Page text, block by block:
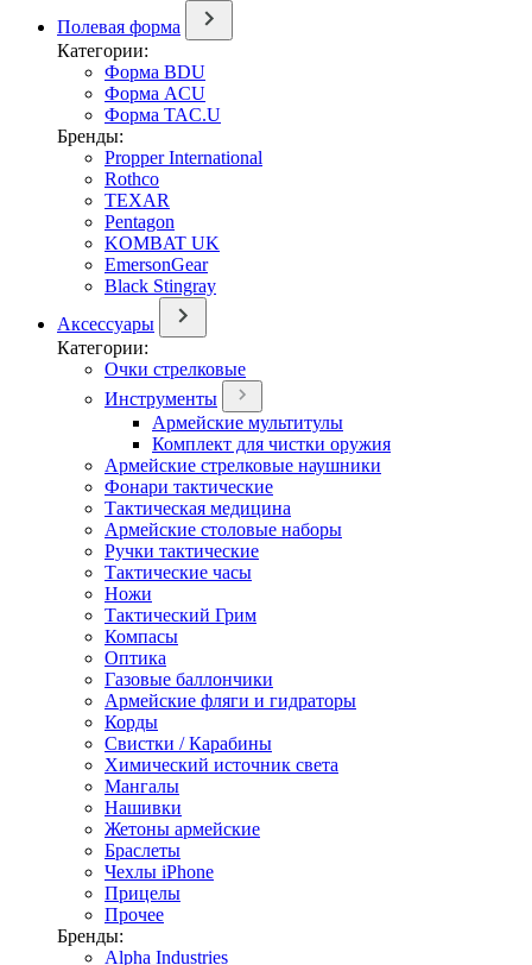
Полевая форма
Категории:
Форма BDU
Форма ACU
Форма TAC.U
Бренды:
Propper International
Rothco
TEXAR
Pentagon
KOMBAT UK
EmersonGear
Black Stingray
Аксессуары
Категории:
Очки стрелковые
Инструменты
Армейские мультитулы
Комплект для чистки оружия
Армейские стрелковые наушники
Фонари тактические
Тактическая медицина
Армейские столовые наборы
Ручки тактические
Тактические часы
Ножи
Тактический Грим
Компасы
Оптика
Газовые баллончики
Армейские фляги и гидраторы
Корды
Свистки / Карабины
Химический источник света
Мангалы
Нашивки
Жетоны армейские
Браслеты
Чехлы iPhone
Прицелы
Прочее
Бренды:
Alpha Industries